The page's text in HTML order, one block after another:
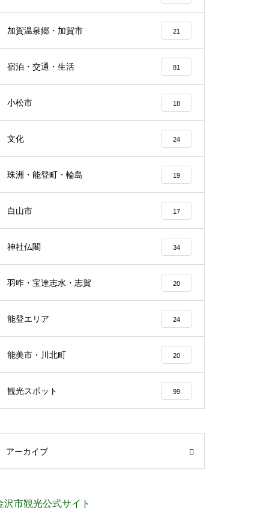
加賀温泉郷・加賀市 21
宿泊・交通・生活 81
小松市 18
文化 24
珠洲・能登町・輪島 19
白山市 17
神社仏閣 34
羽咋・宝達志水・志賀 20
能登エリア 24
能美市・川北町 20
観光スポット 99
アーカイブ
沢市観光公式サイト